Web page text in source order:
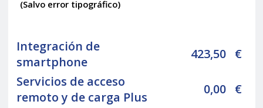
(Salvo error tipográfico)
Integración de
smartphone
423,50 €
Servicios de acceso
remoto y de carga Plus
0,00 €